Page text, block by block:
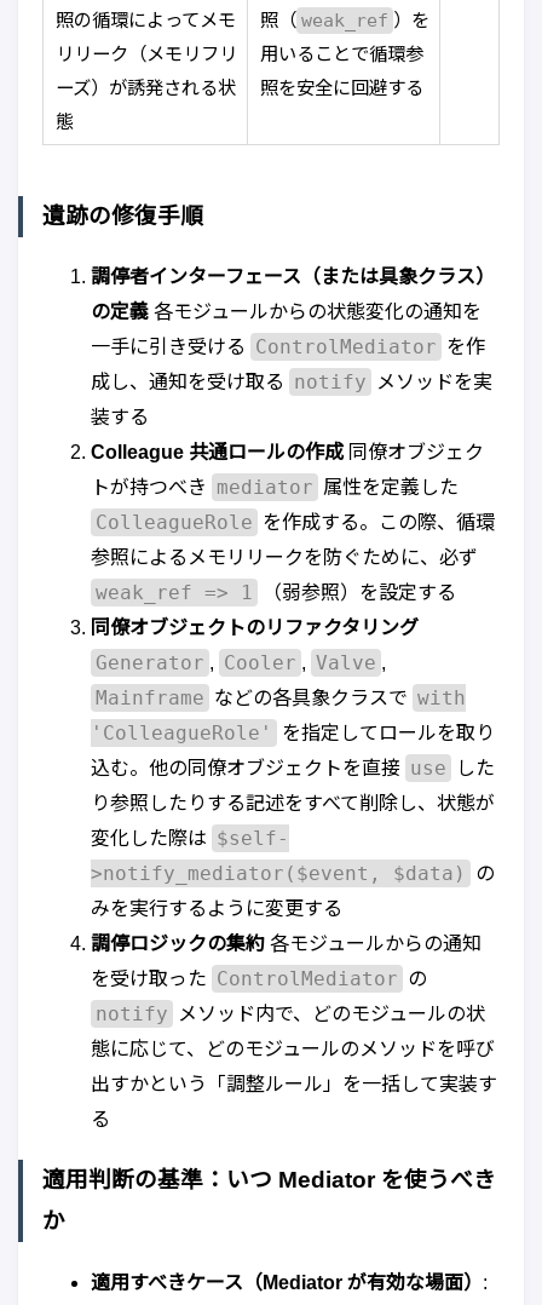
照の循環によってメモ
リリーク（メモリフリ
ーズ）が誘発される状
態
照（ weak_ref ）を
用いることで循環参
照を安全に回避する
遺跡の修復手順
調停者インターフェース（または具象クラス）
の定義 各モジュールからの状態変化の通知を
一手に引き受ける
ControlMediator を作
成し、通知を受け取る
notify
メソッドを実
装する
Colleague 共通ロールの作成同僚オブジェク
トが持つべき
mediator 属性を定義した
ColleagueRole を作成する。この際、循環
参照によるメモリリークを防ぐために、必ず
weak_ref => 1
（弱参照）を設定する
同僚オブジェクトのリファクタリング
Generator , Cooler , Valve ,
Mainframe などの各具象クラスで with
'ColleagueRole'
を指定してロールを取り
込む。他の同僚オブジェクトを直接 use
した
り参照したりする記述をすべて削除し、状態が
変化した際は $self-
>notify_mediator($event, $data)
の
みを実行するように変更する
調停ロジックの集約 各モジュールからの通知
を受け取った ControlMediator の
notify
メソッド内で、どのモジュールの状
態に応じて、どのモジュールのメソッドを呼び
出すかという「調整ルール」を一括して実装す
る
適用判断の基準：いつ Mediator を使うべき
か
適用すべきケース（Mediator が有効な場面） :